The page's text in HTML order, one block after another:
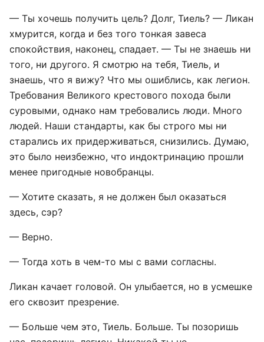
— Ты хочешь получить цель? Долг, Тиель? — Ликан
хмурится, когда и без того тонкая завеса
спокойствия, наконец, спадает. — Ты не знаешь ни
того, ни другого. Я смотрю на тебя, Тиель, и
знаешь, что я вижу? Что мы ошиблись, как легион.
Требования Великого крестового похода были
суровыми, однако нам требовались люди. Много
людей. Наши стандарты, как бы строго мы ни
старались их придерживаться, снизились. Думаю,
это было неизбежно, что индоктринацию прошли
менее пригодные новобранцы.
— Хотите сказать, я не должен был оказаться
здесь, сэр?
— Верно.
— Тогда хоть в чем-то мы с вами согласны.
Ликан качает головой. Он улыбается, но в усмешке
его сквозит презрение.
— Больше чем это, Тиель. Больше. Ты позоришь